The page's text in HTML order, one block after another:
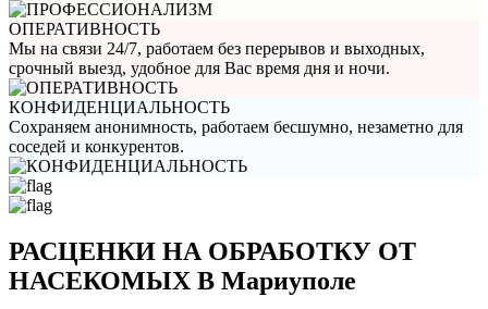
ОПЕРАТИВНОСТЬ
Мы на связи 24/7, работаем без перерывов и выходных,
срочный выезд, удобное для Вас время дня и ночи.
КОНФИДЕНЦИАЛЬНОСТЬ
Сохраняем анонимность, работаем бесшумно, незаметно для
соседей и конкурентов.
РАСЦЕНКИ НА ОБРАБОТКУ ОТ
НАСЕКОМЫХ В Мариуполе